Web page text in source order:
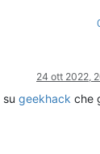
24 ott 2022,
su geekhack che